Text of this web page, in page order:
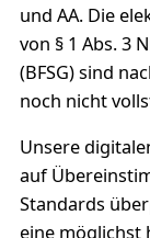
und AA. Die
von § 1 Abs. 3
(BFSG) sind
noch nicht
Unsere
auf
Standards
eine möglichst